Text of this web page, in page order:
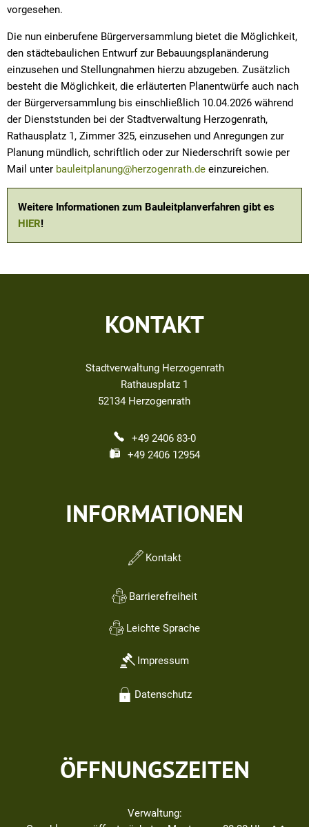
vorgesehen.
Die nun einberufene Bürgerversammlung bietet die Möglichkeit,
den städtebaulichen Entwurf zur Bebauungsplanänderung
einzusehen und Stellungnahmen hierzu abzugeben. Zusätzlich
besteht die Möglichkeit, die erläuterten Planentwürfe auch nach
der Bürgerversammlung bis einschließlich 10.04.2026 während
der Dienststunden bei der Stadtverwaltung Herzogenrath,
Rathausplatz 1, Zimmer 325, einzusehen und Anregungen zur
Planung mündlich, schriftlich oder zur Niederschrift sowie per
Mail unter bauleitplanung@herzogenrath.de einzureichen.
Weitere Informationen zum Bauleitplanverfahren gibt es
HIER!
KONTAKT
Stadtverwaltung Herzogenrath
Rathausplatz 1
52134 Herzogenrath
+49 2406 83-0
+49 2406 12954
INFORMATIONEN
Kontakt
Barrierefreiheit
Leichte Sprache
Impressum
Datenschutz
ÖFFNUNGSZEITEN
Verwaltung: